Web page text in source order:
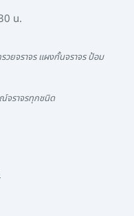
น.
วยจราจร แผงกั้นจราจร ป้อม
จราจรทุกชนิด